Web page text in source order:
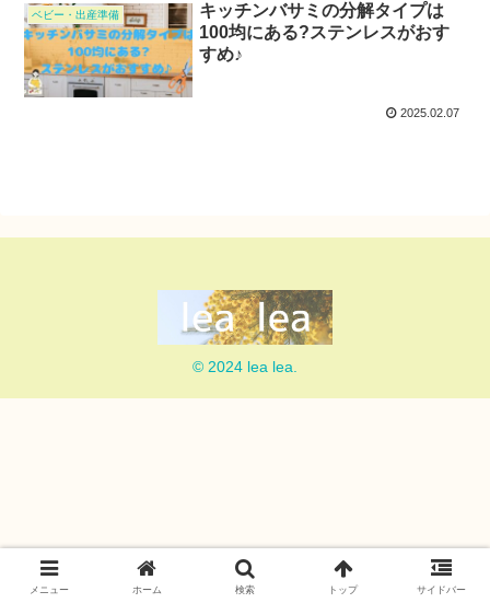
ベビー・出産準備
キッチンバサミの分解タイプは
100均にある?ステンレスがおす
すめ♪
2025.02.07
© 2024 lea lea.
メニュー ホーム 検索 トップ サイドバー